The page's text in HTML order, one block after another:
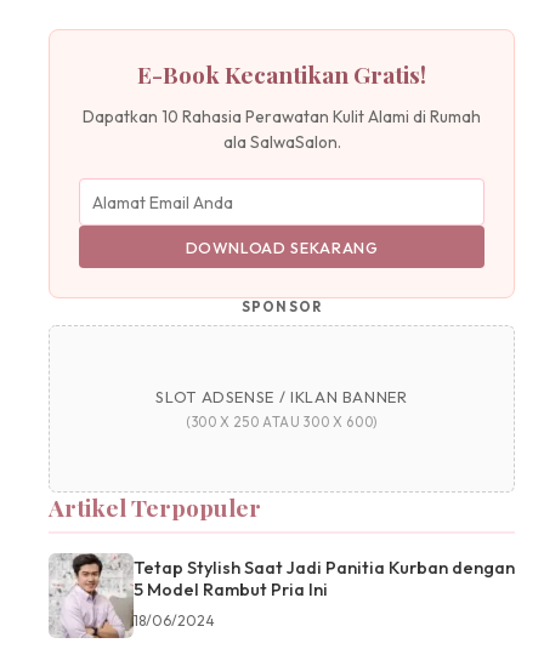
E-Book Kecantikan Gratis!
Dapatkan 10 Rahasia Perawatan Kulit Alami di Rumah
ala SalwaSalon.
DOWNLOAD SEKARANG
SPONSOR
SLOT ADSENSE / IKLAN BANNER
(300 X 250 ATAU 300 X 600)
Artikel Terpopuler
Tetap Stylish Saat Jadi Panitia Kurban dengan
5 Model Rambut Pria Ini
18/06/2024